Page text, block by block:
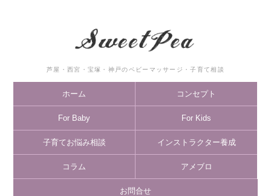
芦屋・西宮・宝塚・神戸のベビーマッサージ・子育て相談
ホーム コンセプト
For Baby For Kids
子育てお悩み相談 インストラクター養成
コラム アメブロ
お問合せ